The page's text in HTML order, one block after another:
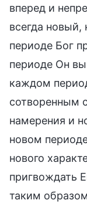
вперед и
всегда
периоде Бог
периоде Он
каждом
сотворенным
намерения и
новом
нового
пригвождать
таким